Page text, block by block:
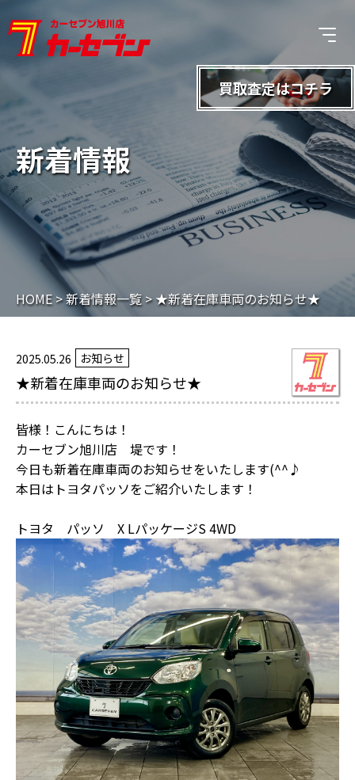
新着情報
HOME >新着情報一覧 >★新着在庫車両のお知らせ★
2025.05.26 お知らせ
★新着在庫車両のお知らせ★
皆様！こんにちは！
カーセブン旭川店 堤です！
今日も新着在庫車両のお知らせをいたします(^^♪
本日はトヨタパッソをご紹介いたします！
トヨタ パッソ X LパッケージS 4WD
買取査定はコチラ